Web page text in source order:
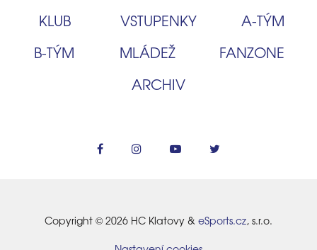
KLUB VSTUPENKY
A‑TÝM
B‑TÝM
MLÁDEŽ
FANZONE
ARCHIV
Copyright © 2026 HC Klatovy & eSports.cz, s.r.o.